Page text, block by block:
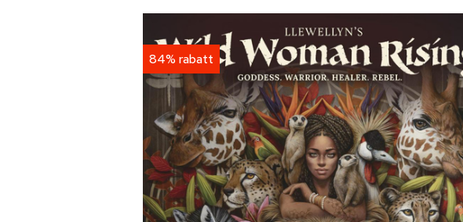
84% rabatt